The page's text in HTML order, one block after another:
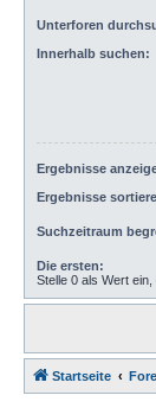
Unterforen
Innerhalb suchen:
Ergebnisse
Ergebnisse
Suchzeitraum
Die ersten:
Stelle 0 als Wert
Startseite